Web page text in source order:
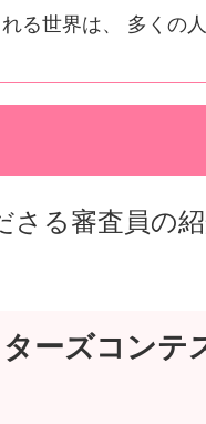
る世界は、 多くの
さる審査員の
ーズコンテ